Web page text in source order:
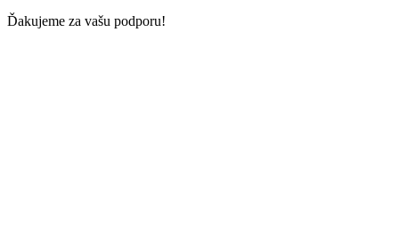
Ďakujeme za vašu podporu!